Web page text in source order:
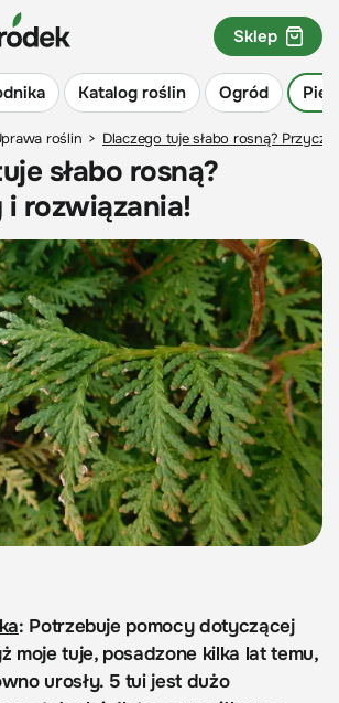
Katalog roślin Ogród
Sklep
roślin > Dlaczego tuje słabo rosną?
słabo rosną?
rozwiązania!
: Potrzebuje pomocy dotyczącej
moje tuje, posadzone kilka lat temu,
urosły. 5 tui jest dużo